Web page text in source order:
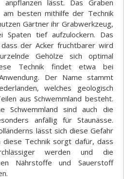
lässt. Das Graben
am besten mithilfe der Technik
Gärtner ihr Grabwerkzeug,
Spaten tief aufzulockern. Das
der Acker fruchtbarer wird
Gehölze sich optimal
Technik findet etwa bei
Der Name stammt
welches geologisch
aus Schwemmland besteht.
Schwemmland sind auch die
anfällig für Staunässe.
lässt sich diese Gefahr
diese Technik sorgt dafür, dass
werden und die
Nährstoffe und Sauerstoff